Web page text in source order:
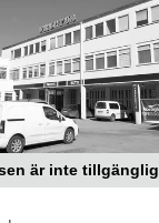
är inte tillgänglig